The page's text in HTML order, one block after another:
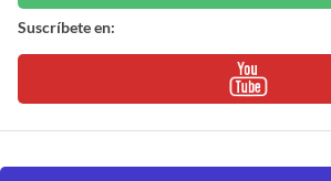
Suscríbete en: